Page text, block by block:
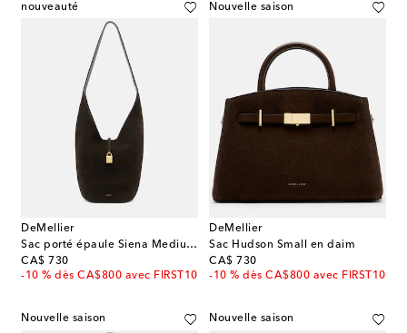
nouveauté
DeMellier
Sac porté épaule Siena Medium en daim
CA$ 730
original price
-10 % dès CA$800 avec FIRST10
Nouvelle saison
DeMellier
Sac Hudson Small en daim
CA$ 730
original price
-10 % dès CA$800 avec FIRST10
Nouvelle saison Nouvelle saison